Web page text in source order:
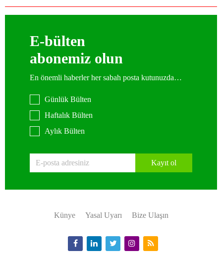
E-bülten
abonemiz olun
En önemli haberler her sabah posta kutunuzda…
Günlük Bülten
Haftalık Bülten
Aylık Bülten
Kayıt ol
Künye Yasal Uyarı Bize Ulaşın